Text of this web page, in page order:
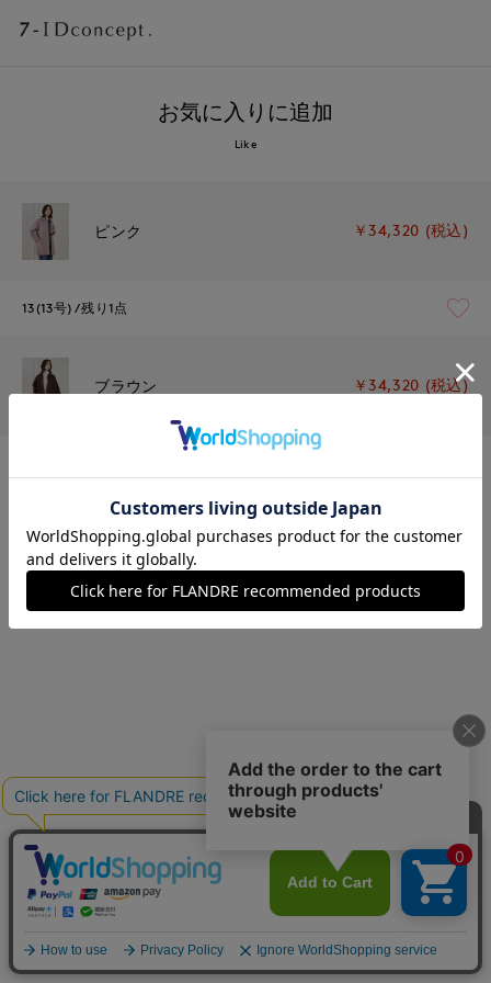
お気に入りに追加
Like
ピンク ￥34,320 (税込)
13(13号) 残り1点
ブラウン ￥34,320 (税込)